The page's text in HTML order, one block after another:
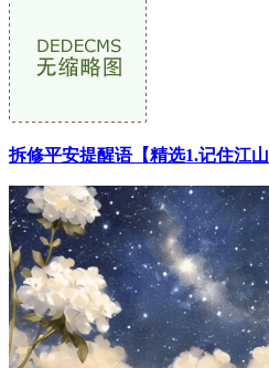
拆修平安提醒语【精选1.记住江山